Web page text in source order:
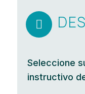

Seleccione
instructivo